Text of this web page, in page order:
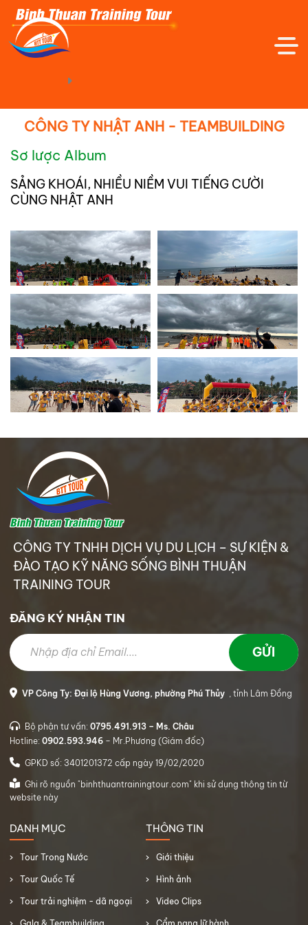
TOUR TRONG NƯỚC
TOUR QUỐC TẾ
TOUR TRẢI NGHIỆM - DÃ NGOẠI
GALA & TEAMBUILDING
ĐÀO TẠO KỸ NĂNG SỐNG
TỔ CHỨC SỰ KIỆN
GÓI ƯU ĐÃI
CẨM NANG LỮ HÀNH
CÔNG TY NHẬT ANH - TEAMBUILDING
Sơ lược Album
SẢNG KHOÁI, NHIỀU NIỀM VUI TIẾNG CƯỜI
CÙNG NHẬT ANH
CÔNG TY TNHH DỊCH VỤ DU LỊCH – SỰ KIỆN &
ĐÀO TẠO KỸ NĂNG SỐNG BÌNH THUẬN
TRAINING TOUR
ĐĂNG KÝ NHẬN TIN
VP Công Ty: Đại lộ Hùng Vương, phường Phú Thủy , tỉnh Lâm Đồng
Bộ phận tư vấn: 0795.491.913 – Ms. Châu
Hotline: 0902.593.946 – Mr.Phương (Giám đốc)
GPKD số: 3401201372 cấp ngày 19/02/2020
Ghi rõ nguồn "binhthuantrainingtour.com" khi sử dụng thông tin từ
website này
DANH MỤC
Tour Trong Nước
Tour Quốc Tế
Tour trải nghiệm - dã ngoại
THÔNG TIN
Giới thiệu
Hình ảnh
Video Clips